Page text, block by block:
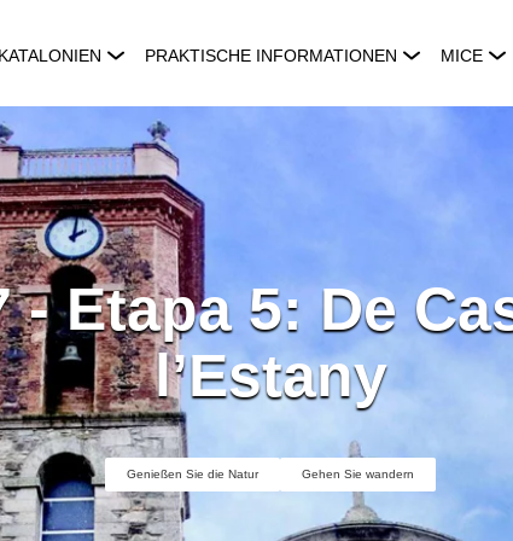
PRAKTISCHE INFORMATIONEN MICE
- Etapa 5: De
l’Estany
Genießen Sie die Natur Gehen Sie wandern